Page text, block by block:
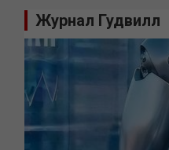
Журнал Гудвилл